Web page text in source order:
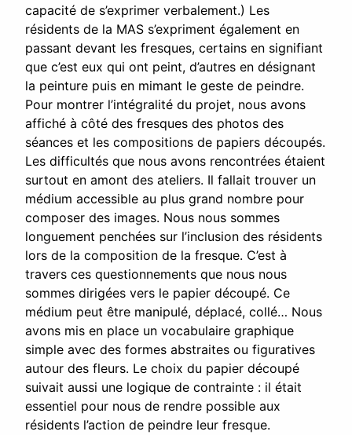
capacité de s’exprimer verbalement.) Les
résidents de la MAS s’expriment également en
passant devant les fresques, certains en signifiant
que c’est eux qui ont peint, d’autres en désignant
la peinture puis en mimant le geste de peindre.
Pour montrer l’intégralité du projet, nous avons
affiché à côté des fresques des photos des
séances et les compositions de papiers découpés.
Les difficultés que nous avons rencontrées étaient
surtout en amont des ateliers. Il fallait trouver un
médium accessible au plus grand nombre pour
composer des images. Nous nous sommes
longuement penchées sur l’inclusion des résidents
lors de la composition de la fresque. C’est à
travers ces questionnements que nous nous
sommes dirigées vers le papier découpé. Ce
médium peut être manipulé, déplacé, collé… Nous
avons mis en place un vocabulaire graphique
simple avec des formes abstraites ou figuratives
autour des fleurs. Le choix du papier découpé
suivait aussi une logique de contrainte : il était
essentiel pour nous de rendre possible aux
résidents l’action de peindre leur fresque.